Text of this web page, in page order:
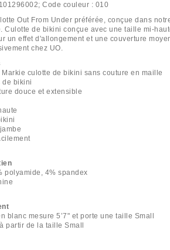
101296002; Code couleur : 010
Out From Under préférée, conçue dans
Culotte de bikini conçue avec une taille mi-
un effet d'allongement et une couverture
chez UO.
Markie culotte de bikini sans couture en maille
de bikini
douce et extensible
polyamide, 4% spandex
blanc mesure 5’7" et porte une taille Small
partir de la taille Small